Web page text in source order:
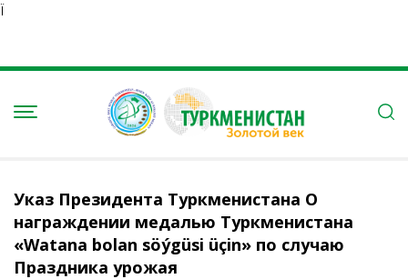
Ï
Указ Президента Туркменистана О
награждении медалью Туркменистана
«Watana bolan söýgüsi üçin» по случаю
Праздника урожая